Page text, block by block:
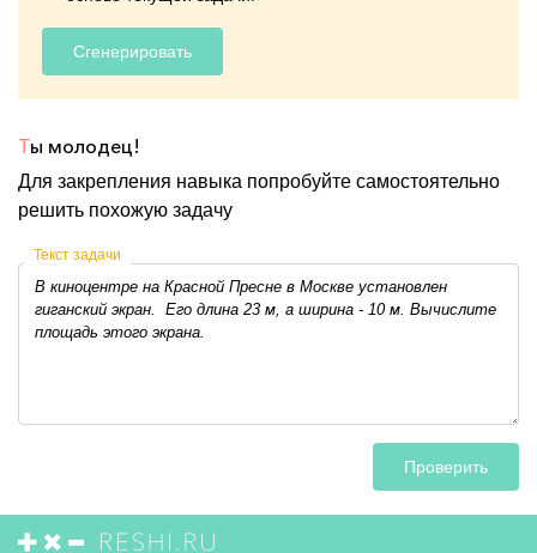
Сгенерировать
Ты молодец!
Для закрепления навыка попробуйте самостоятельно
решить похожую задачу
Текст задачи
Проверить